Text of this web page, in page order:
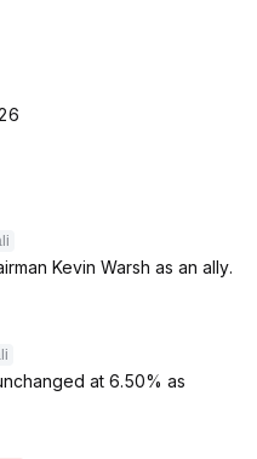
Kevin Warsh as an ally.
at 6.50% as